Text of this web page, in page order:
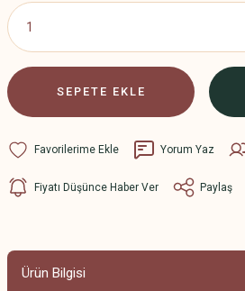
SEPETE EKLE
Yorum Yaz
Fiyatı Düşünce Haber Ver Paylaş
Ürün Bilgisi